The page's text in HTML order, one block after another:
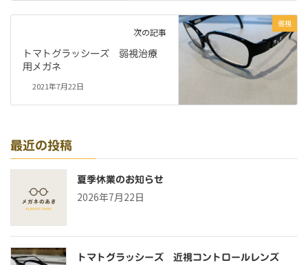
弱視
次の記事
トマトグラッシーズ 弱視治療
用メガネ
2021年7月22日
最近の投稿
夏季休業のお知らせ
2026年7月22日
トマトグラッシーズ 近視コントロールレンズ